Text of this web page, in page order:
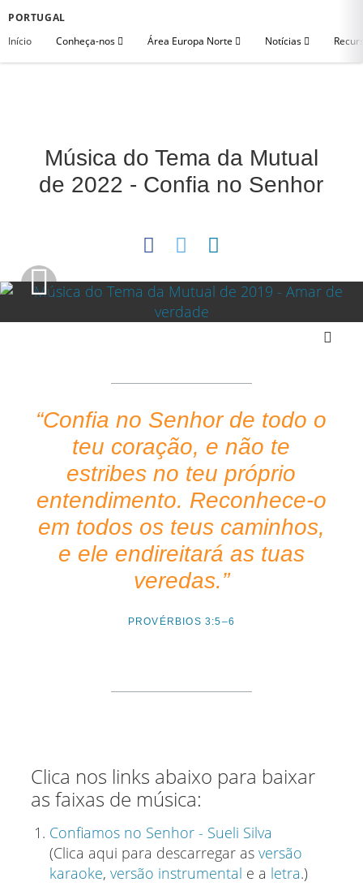
PORTUGAL
Início
Conheça-nos Área Europa Norte Notícias
Música do Tema da Mutual
de 2022 - Confia no Senhor
“Confia no Senhor de todo o
teu coração, e não te
estribes no teu próprio
entendimento. Reconhece-o
em todos os teus caminhos,
e ele endireitará as tuas
veredas.”
PROVÉRBIOS 3:5–6
Clica nos links abaixo para baixar
as faixas de música:
Confiamos no Senhor - Sueli Silva
(Clica aqui para descarregar as versão
karaoke, versão instrumental e a letra.)